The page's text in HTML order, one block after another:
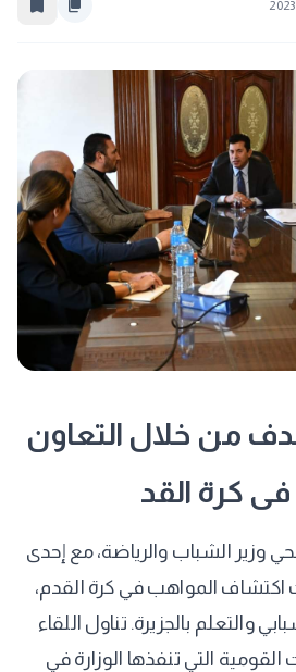
content_copy
bookmark_border
من خلال التعاون
كرة القد
وزير الشباب والرياضة، مع إحدى
اكتشاف المواهب في كرة القدم،
والتعلم بالجزيرة. تناول اللقاء
التي تنفذها الوزارة في